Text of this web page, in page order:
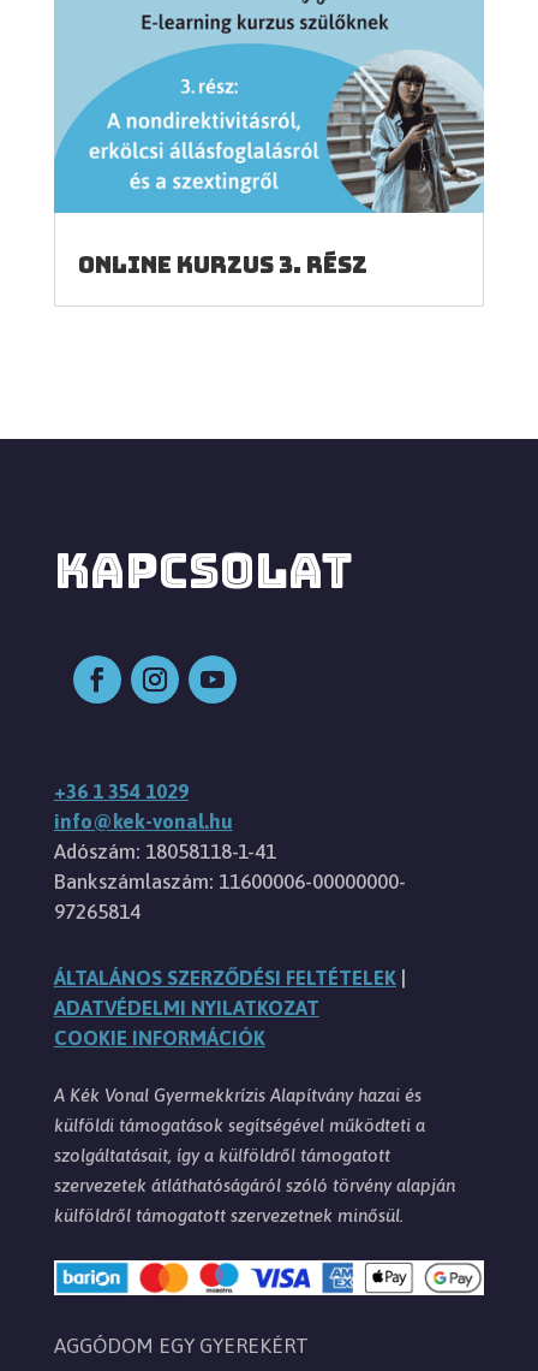
Online kurzus 3. rész
KAPCSOLAT
+36 1 354 1029
info@kek-vonal.hu
Adószám: 18058118-1-41
Bankszámlaszám: 11600006-00000000-
97265814
ÁLTALÁNOS SZERZŐDÉSI FELTÉTELEK|
ADATVÉDELMI NYILATKOZAT
COOKIE INFORMÁCIÓK
A Kék Vonal Gyermekkrízis Alapítvány hazai és
külföldi támogatások segítségével működteti a
szolgáltatásait, így a külföldről támogatott
szervezetek átláthatóságáról szóló törvény alapján
külföldről támogatott szervezetnek minősül.
AGGÓDOM EGY GYEREKÉRT